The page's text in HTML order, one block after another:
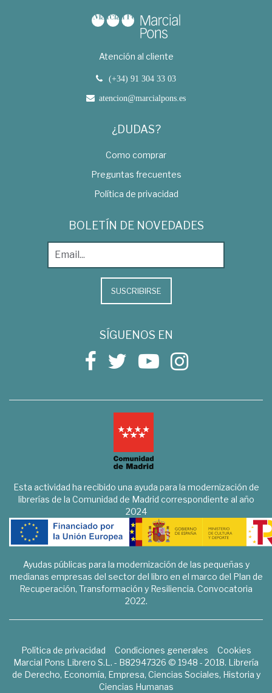
Atención al cliente
(+34) 91 304 33 03
atencion@marcialpons.es
¿DUDAS?
Como comprar
Preguntas frecuentes
Política de privacidad
BOLETÍN DE NOVEDADES
SUSCRIBIRSE
SÍGUENOS EN
Esta actividad ha recibido una ayuda para la modernización de
librerías de la Comunidad de Madrid correspondiente al año
2024
Ayudas públicas para la modernización de las pequeñas y
medianas empresas del sector del libro en el marco del Plan de
Recuperación, Transformación y Resiliencia. Convocatoria
2022.
Política de privacidad Condiciones generales
Cookies
Marcial Pons Librero S.L. - B82947326 © 1948 - 2018. Librería
de Derecho, Economía, Empresa, Ciencias Sociales, Historia y
Ciencias Humanas